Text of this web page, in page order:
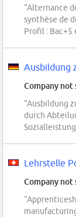
“Alternance
synthèse de
Profil : Bac+5
Ausbildung
Company not
“Ausbildung
durch
Lehrstelle
Company not